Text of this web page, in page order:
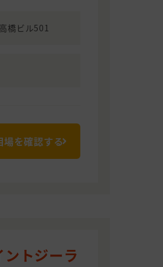
橋ビル501
場を確認する
トジーラ